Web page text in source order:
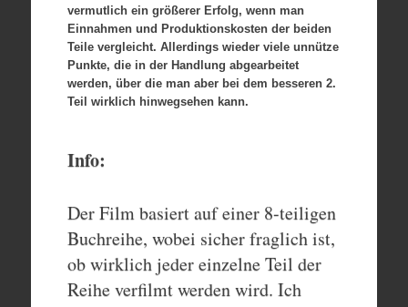
vermutlich ein größerer Erfolg, wenn man
Einnahmen und Produktionskosten der beiden
Teile vergleicht. Allerdings wieder viele unnütze
Punkte, die in der Handlung abgearbeitet
werden, über die man aber bei dem besseren 2.
Teil wirklich hinwegsehen kann.
Info:
Der Film basiert auf einer 8-teiligen
Buchreihe, wobei sicher fraglich ist,
ob wirklich jeder einzelne Teil der
Reihe verfilmt werden wird. Ich